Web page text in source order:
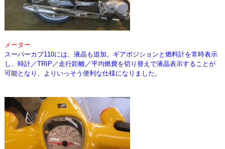
メーター
スーパーカブ110には、液晶も追加。ギアポジションと燃料計を常時表示
し、時計／TRIP／走行距離／平均燃費を切り替えで液晶表示することが
可能となり、よりいっそう便利な仕様になりました。